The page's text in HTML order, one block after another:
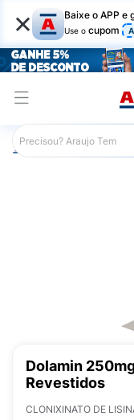
× Baixe o APP e
Use o cupom
Araujo
Dolamin
Revestidos
CLONIXINATO DE